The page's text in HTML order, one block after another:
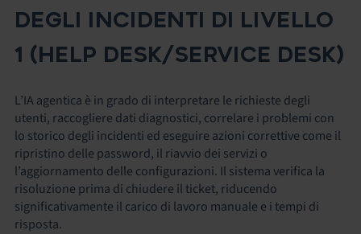
DEGLI INCIDENTI DI LIVELLO
1 (HELP DESK/SERVICE DESK)
L’IA agentica è in grado di interpretare le richieste degli
utenti, raccogliere dati diagnostici, correlare i problemi con
lo storico degli incidenti ed eseguire azioni correttive come il
ripristino delle password, il riavvio dei servizi o
l’aggiornamento delle configurazioni. Il sistema verifica la
risoluzione prima di chiudere il ticket, riducendo
significativamente il carico di lavoro manuale e i tempi di
risposta.